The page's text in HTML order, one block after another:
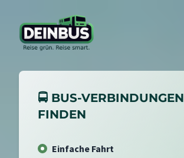
🚍 BUS-VERBINDUNGEN
FINDEN
Einfache Fahrt